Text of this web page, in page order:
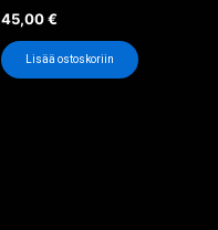
45,00€
Lisää ostoskoriin